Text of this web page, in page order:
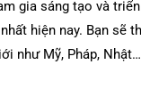
gia sáng tạo và
hiện nay. Bạn sẽ
như Mỹ, Pháp,